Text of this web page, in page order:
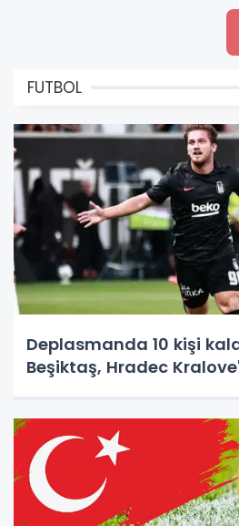
FUTBOL
Deplasmanda 10 kişi
Beşiktaş, Hradec